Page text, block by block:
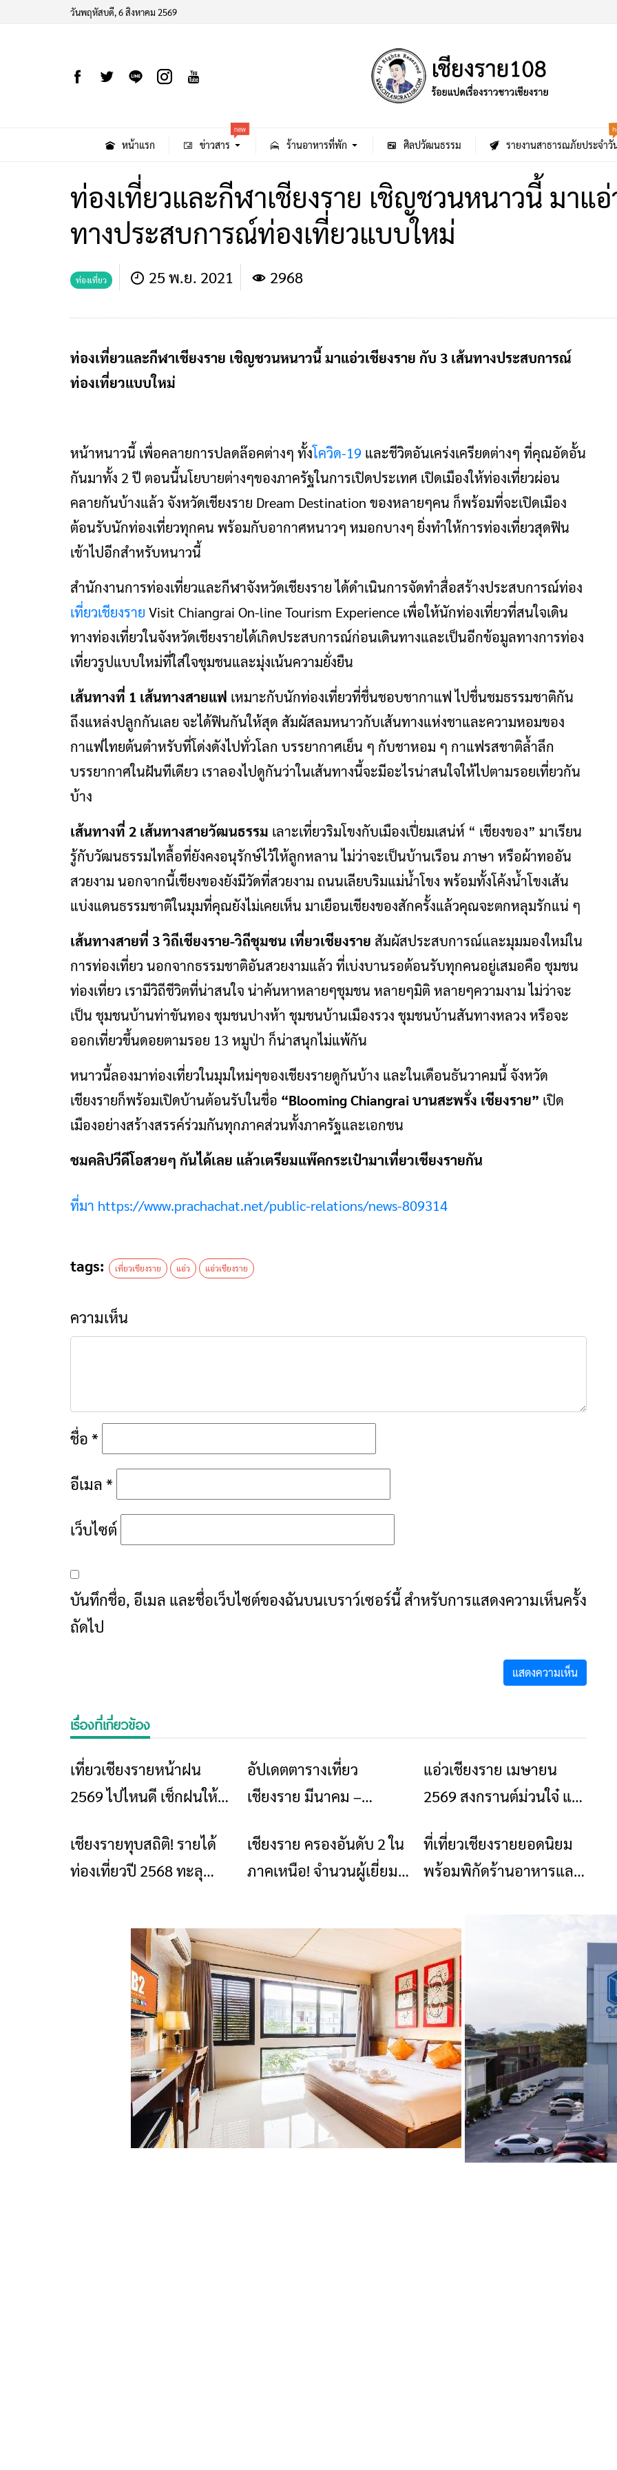
วันพฤหัสบดี, 6 สิงหาคม 2569
หน้าแรก ข่าวสาร
new
ร้านอาหารที่พัก ศิลปวัฒนธรรม รายงานสาธารณภัยประจำวั
ท่องเที่ยวและกีฬาเชียงราย เชิญชวนหนาวนี้ มาแอ่
ทางประสบการณ์ท่องเที่ยวแบบใหม่
ท่องเที่ยว 25 พ.ย. 2021 2968
ท่องเที่ยวและกีฬาเชียงราย เชิญชวนหนาวนี้ มาแอ่วเชียงราย กับ 3 เส้นทางประสบการณ์
ท่องเที่ยวแบบใหม่
หน้าหนาวนี้ เพื่อคลายการปลดล๊อคต่างๆ ทั้งโควิด-19 และชีวิตอันเคร่งเครียดต่างๆ ที่คุณอัดอั้น
กันมาทั้ง 2 ปี ตอนนี้นโยบายต่างๆของภาครัฐในการเปิดประเทศ เปิดเมืองให้ท่องเที่ยวผ่อน
คลายกันบ้างแล้ว จังหวัดเชียงราย Dream Destination ของหลายๆคน ก็พร้อมที่จะเปิดเมือง
ต้อนรับนักท่องเที่ยวทุกคน พร้อมกับอากาศหนาวๆ หมอกบางๆ ยิ่งทำให้การท่องเที่ยวสุดฟิน
เข้าไปอีกสำหรับหนาวนี้
สำนักงานการท่องเที่ยวและกีฬาจังหวัดเชียงราย ได้ดำเนินการจัดทำสื่อสร้างประสบการณ์ท่อง
เที่ยวเชียงราย Visit Chiangrai On-line Tourism Experience เพื่อให้นักท่องเที่ยวที่สนใจเดิน
ทางท่องเที่ยวในจังหวัดเชียงรายได้เกิดประสบการณ์ก่อนเดินทางและเป็นอีกข้อมูลทางการท่อง
เที่ยวรูปแบบใหม่ที่ใส่ใจชุมชนและมุ่งเน้นความยั่งยืน
เส้นทางที่ 1 เส้นทางสายแฟ เหมาะกับนักท่องเที่ยวที่ชื่นชอบชากาแฟ ไปชื่นชมธรรมชาติกัน
ถึงแหล่งปลูกกันเลย จะได้ฟินกันให้สุด สัมผัสลมหนาวกับเส้นทางแห่งชาและความหอมของ
กาแฟไทยต้นตำหรับที่โด่งดังไปทั่วโลก บรรยากาศเย็น ๆ กับชาหอม ๆ กาแฟรสชาติล้ำลึก
บรรยากาศในฝันทีเดียว เราลองไปดูกันว่าในเส้นทางนี้จะมีอะไรน่าสนใจให้ไปตามรอยเที่ยวกัน
บ้าง
เส้นทางที่ 2 เส้นทางสายวัฒนธรรม เลาะเที่ยวริมโขงกับเมืองเปี่ยมเสน่ห์ “ เชียงของ” มาเรียน
รู้กับวัฒนธรรมไทลื้อที่ยังคงอนุรักษ์ไว้ให้ลูกหลาน ไม่ว่าจะเป็นบ้านเรือน ภาษา หรือผ้าทออัน
สวยงาม นอกจากนี้เชียงของยังมีวัดที่สวยงาม ถนนเลียบริมแม่น้ำโขง พร้อมทั้งโค้งน้ำโขงเส้น
แบ่งแดนธรรมชาติในมุมที่คุณยังไม่เคยเห็น มาเยือนเชียงของสักครั้งแล้วคุณจะตกหลุมรักแน่ ๆ
เส้นทางสายที่ 3 วิถีเชียงราย-วิถีชุมชน เที่ยวเชียงราย สัมผัสประสบการณ์และมุมมองใหม่ใน
การท่องเที่ยว นอกจากธรรมชาติอันสวยงามแล้ว ที่เบ่งบานรอต้อนรับทุกคนอยู่เสมอคือ ชุมชน
ท่องเที่ยว เรามีวิถีชีวิตที่น่าสนใจ น่าค้นหาหลายๆชุมชน หลายๆมิติ หลายๆความงาม ไม่ว่าจะ
เป็น ชุมชนบ้านท่าขันทอง ชุมชนปางห้า ชุมชนบ้านเมืองรวง ชุมชนบ้านสันทางหลวง หรือจะ
ออกเที่ยวขึ้นดอยตามรอย 13 หมูป่า ก็น่าสนุกไม่แพ้กัน
หนาวนี้ลองมาท่องเที่ยวในมุมใหม่ๆของเชียงรายดูกันบ้าง และในเดือนธันวาคมนี้ จังหวัด
เชียงรายก็พร้อมเปิดบ้านต้อนรับในชื่อ “Blooming Chiangrai บานสะพรั่ง เชียงราย” เปิด
เมืองอย่างสร้างสรรค์ร่วมกันทุกภาคส่วนทั้งภาครัฐและเอกชน
ชมคลิปวีดีโอสวยๆ กันได้เลย แล้วเตรียมแพ๊คกระเป๋ามาเที่ยวเชียงรายกัน
ที่มา https://www.prachachat.net/public-relations/news-809314
tags: เที่ยวเชียงราย แอ่ว แอ่วเชียงราย
ความเห็น
ชื่อ *
อีเมล *
เว็บไซต์
บันทึกชื่อ, อีเมล และชื่อเว็บไซต์ของฉันบนเบราว์เซอร์นี้ สำหรับการแสดงความเห็นครั้ง
ถัดไป
เรื่องที่เกี่ยวข้อง
ท่องเที่ยว
เที่ยวเชียงรายหน้าฝน
2569 ไปไหนดี เช็กฝนให้
อีกมุม
ข่าวเชียงราย
อัปเดตตารางเที่ยว
เชียงราย มีนาคม –
กิจกรรมแน่น ตลอด 3
เดือน!
ข่าวเชียงราย
แอ่วเชียงราย เมษายน
2569 สงกรานต์ม่วนใจ๋ แต่
ข่าวเชียงราย
เชียงรายทุบสถิติ! รายได้
ท่องเที่ยวปี 2568 ทะลุ
9 ประเทศ เตรียมรุก
กลยุทธ์ปี 69
ข่าวเชียงราย
เชียงราย ครองอันดับ 2 ใน
ภาคเหนือ! จำนวนผู้เยี่ยม
2568
ท่องเที่ยว
ที่เที่ยวเชียงรายยอดนิยม
พร้อมพิกัดร้านอาหารและ